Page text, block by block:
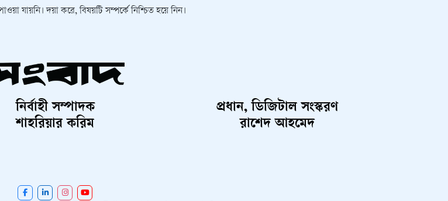
যায়নি। দয়া করে, বিষয়টি সম্পর্কে নিশ্চিত হয়ে নিন।
নির্বাহী সম্পাদক
শাহরিয়ার করিম
প্রধান, ডিজিটাল সংস্করণ
রাশেদ আহমেদ